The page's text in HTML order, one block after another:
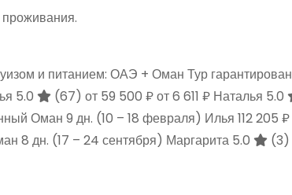
проживания.
и питанием: ОАЭ + Оман Тур гарантирован
5.0 (67) от 59 500 ₽от 6 611 ₽ Наталья 5.0
Оман 9 дн. (10 – 18 февраля) Илья 112 205 ₽
8 дн. (17 – 24 сентября) Маргарита 5.0
(3)